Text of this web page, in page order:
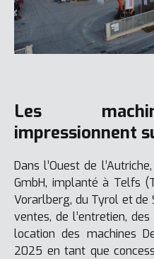
Les
impressionnent
Dans l’Ouest de
GmbH, implanté à Telfs
Vorarlberg, du Tyrol et de
ventes, de l’entretien,
location des machines
2025 en tant que